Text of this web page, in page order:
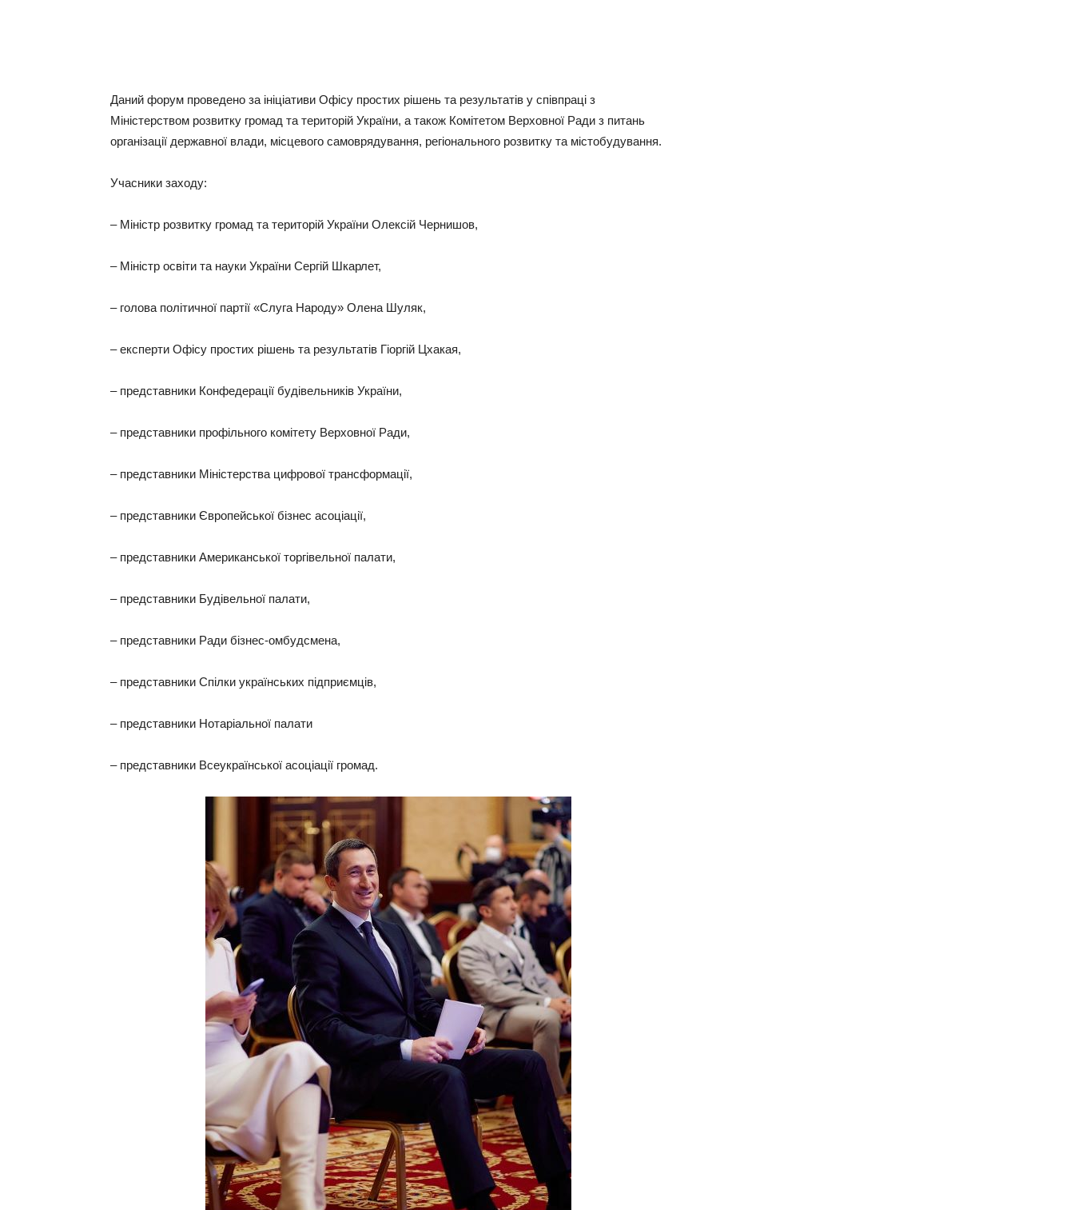
Даний форум проведено за ініціативи Офісу простих рішень та результатів у співпраці з
Міністерством розвитку громад та територій України, а також Комітетом Верховної Ради з питань
організації державної влади, місцевого самоврядування, регіонального розвитку та містобудування.
Учасники заходу:
– Міністр розвитку громад та територій України Олексій Чернишов,
– Міністр освіти та науки України Сергій Шкарлет,
– голова політичної партії «Слуга Народу» Олена Шуляк,
– експерти Офісу простих рішень та результатів Гіоргій Цхакая,
– представники Конфедерації будівельників України,
– представники профільного комітету Верховної Ради,
– представники Міністерства цифрової трансформації,
– представники Європейської бізнес асоціації,
– представники Американської торгівельної палати,
– представники Будівельної палати,
– представники Ради бізнес-омбудсмена,
– представники Спілки українських підприємців,
– представники Нотаріальної палати
– представники Всеукраїнської асоціації громад.